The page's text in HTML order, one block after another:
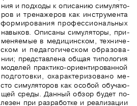
ния и подходы к описанию симулято-
ров и тренажеров как инструмента
формирования профессиональных
навыков. Описаны симуляторы, при-
меняемые в медицинском, техниче-
ском  и  педагогическом  образова -
нии; представлена общая типология
моделей практико-ориентированной
подготовки,  охарактеризовано  ме-
сто симуляторов как особой обучаю-
щей среды. Данный обзор будет по-
лезен при разработке и реализации